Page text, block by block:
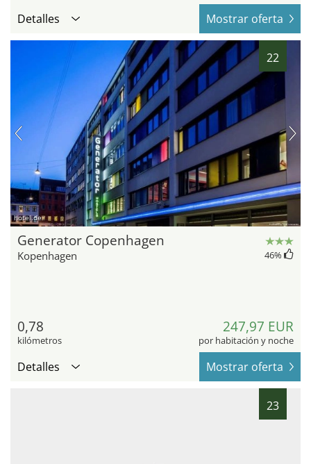
Detalles Mostrar oferta
22
hotel.de
Generator Copenhagen
Kopenhagen 46%
0,78
kilómetros
247,97 EUR
por habitación y noche
Detalles Mostrar oferta
23